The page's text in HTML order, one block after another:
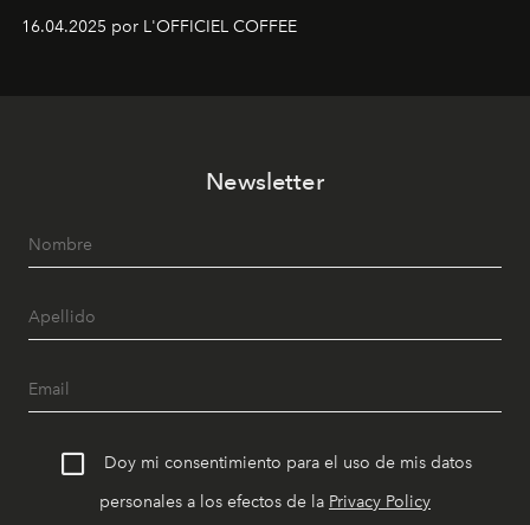
16.04.2025 por L'OFFICIEL COFFEE
Newsletter
Doy mi consentimiento para el uso de mis datos
personales a los efectos de la Privacy Policy